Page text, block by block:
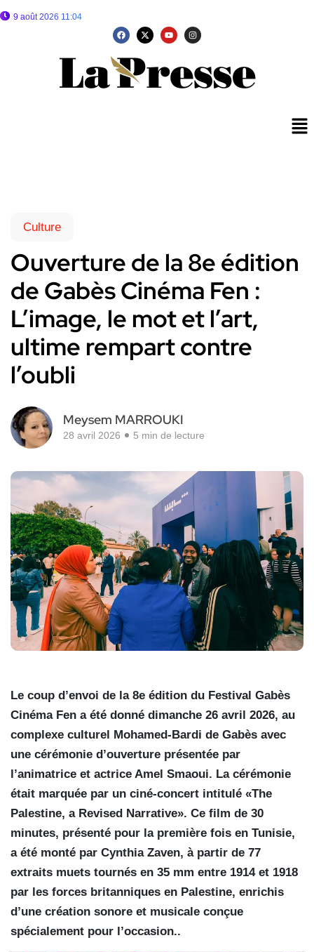
9 août 2026 11:04
Culture
Ouverture de la 8e édition
de Gabès Cinéma Fen :
L’image, le mot et l’art,
ultime rempart contre
l’oubli
Meysem MARROUKI
28 avril 2026 5 min de lecture
Le coup d’envoi de la 8e édition du Festival Gabès
Cinéma Fen a été donné dimanche 26 avril 2026, au
complexe culturel Mohamed-Bardi de Gabès avec
une cérémonie d’ouverture présentée par
l’animatrice et actrice Amel Smaoui. La cérémonie
était marquée par un ciné-concert intitulé «The
Palestine, a Revised Narrative». Ce film de 30
minutes, présenté pour la première fois en Tunisie,
a été monté par Cynthia Zaven, à partir de 77
extraits muets tournés en 35 mm entre 1914 et 1918
par les forces britanniques en Palestine, enrichis
d’une création sonore et musicale conçue
spécialement pour l’occasion..